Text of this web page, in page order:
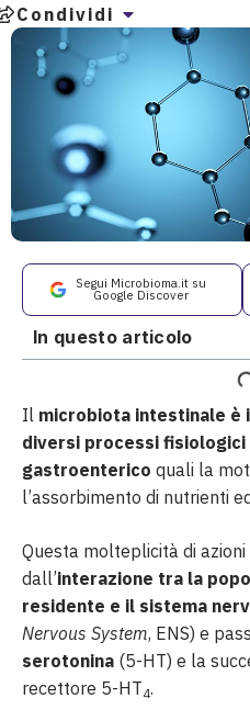
Condividi
Segui Microbioma.it su
Google Discover
In questo articolo
Il microbiota intestinale è
diversi processi fisiologici
gastroenterico quali la
l’assorbimento di nutrienti
Questa molteplicità di
dall’interazione tra la
residente e il sistema
Nervous System, ENS) e
serotonina (5-HT) e la
recettore 5-HT4.